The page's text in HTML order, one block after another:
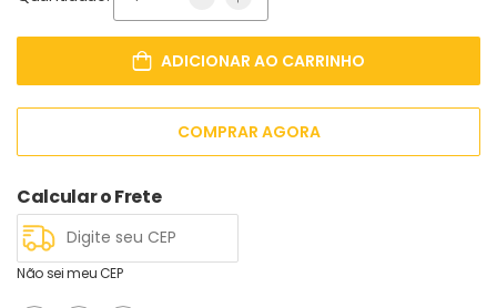
ADICIONAR AO CARRINHO
COMPRAR AGORA
Calcular o Frete
Não sei meu CEP